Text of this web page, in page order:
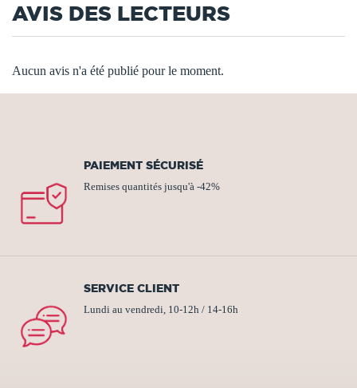
AVIS DES LECTEURS
Aucun avis n'a été publié pour le moment.
PAIEMENT SÉCURISÉ
Remises quantités jusqu'à -42%
SERVICE CLIENT
Lundi au vendredi, 10-12h / 14-16h